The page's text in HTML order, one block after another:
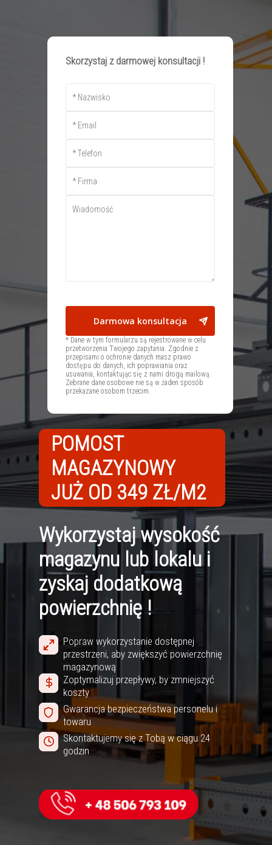
Skorzystaj z darmowej konsultacji !
* Dane w tym formularzu są rejestrowane w celu
przetworzenia Twojego zapytania. Zgodnie z
przepisami o ochronie danych masz prawo
dostępu do danych, ich poprawiania oraz
usuwania, kontaktując się z nami drogą mailową.
Zebrane dane osobowe nie są w żaden sposób
przekazane osobom trzecim.
POMOST
MAGAZYNOWY
JUŻ OD 349 ZŁ/M2
Wykorzystaj wysokość
magazynu lub lokalu i
zyskaj dodatkową
powierzchnię !
Popraw wykorzystanie dostępnej
przestrzeni, aby zwiększyć powierzchnię
magazynową
Zoptymalizuj przepływy, by zmniejszyć
koszty
Gwarancja bezpieczeństwa personelu i
towaru
Skontaktujemy się z Tobą w ciągu 24
godzin
Close
Menu